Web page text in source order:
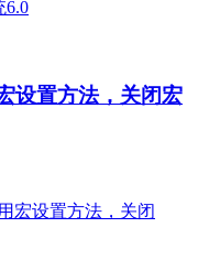
设置方法，关闭宏